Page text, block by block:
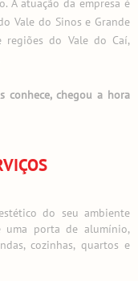
A atuação da empresa é
Vale do Sinos e Grande
regiões do Vale do Caí,
conhece, chegou a hora
do seu ambiente
uma porta de alumínio,
cozinhas, quartos e